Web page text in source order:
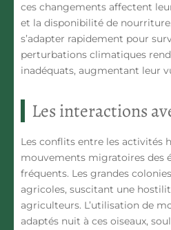
ces changements affectent
et la disponibilité de
s’adapter rapidement pour
perturbations climatiques
inadéquats, augmentant leur
Les interactions
Les conflits entre les activités
mouvements migratoires des
fréquents. Les grandes
agricoles, suscitant une
agriculteurs. L’utilisation de
adaptés nuit à ces oiseaux,